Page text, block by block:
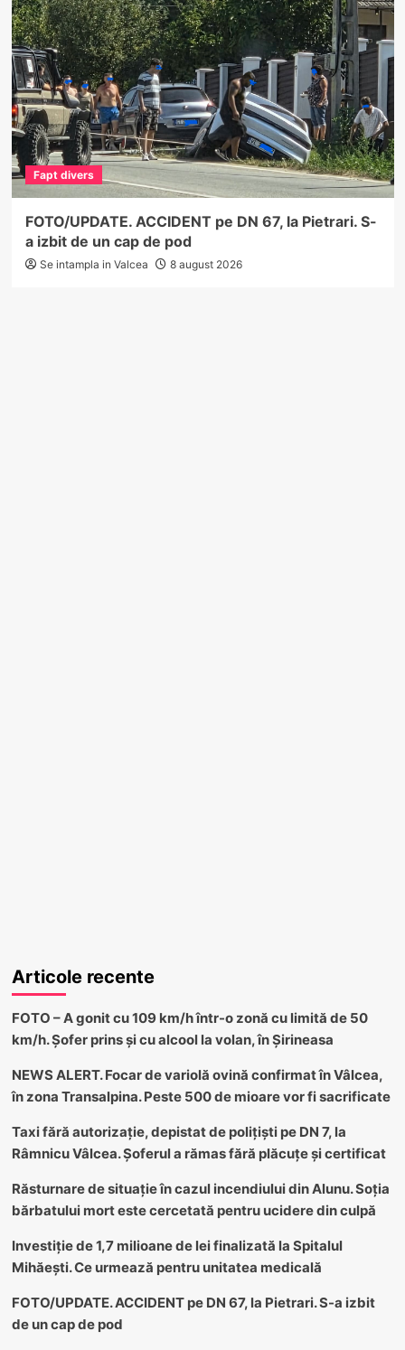
Fapt divers
FOTO/UPDATE. ACCIDENT pe DN 67, la Pietrari. S-
a izbit de un cap de pod
Se intampla in Valcea 8 august 2026
Articole recente
FOTO – A gonit cu 109 km/h într-o zonă cu limită de 50
km/h. Șofer prins și cu alcool la volan, în Șirineasa
NEWS ALERT. Focar de variolă ovină confirmat în Vâlcea,
în zona Transalpina. Peste 500 de mioare vor fi sacrificate
Taxi fără autorizație, depistat de polițiști pe DN 7, la
Râmnicu Vâlcea. Șoferul a rămas fără plăcuțe și certificat
Răsturnare de situație în cazul incendiului din Alunu. Soția
bărbatului mort este cercetată pentru ucidere din culpă
Investiție de 1,7 milioane de lei finalizată la Spitalul
Mihăești. Ce urmează pentru unitatea medicală
FOTO/UPDATE. ACCIDENT pe DN 67, la Pietrari. S-a izbit
de un cap de pod